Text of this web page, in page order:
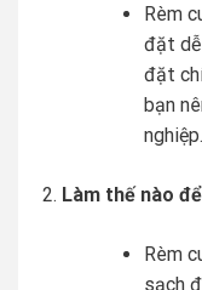
Rèm
đặt dễ
đặt
bạn
nghiệp.
Làm thế nào
Rèm
sạch